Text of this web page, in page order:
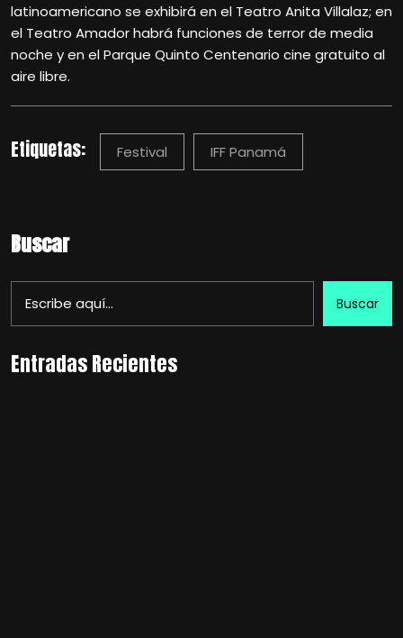
latinoamericano se exhibirá en el Teatro Anita Villalaz; en
el Teatro Amador habrá funciones de terror de media
noche y en el Parque Quinto Centenario cine gratuito al
aire libre.
Etiquetas: Festival IFF Panamá
Buscar
Buscar
Entradas Recientes